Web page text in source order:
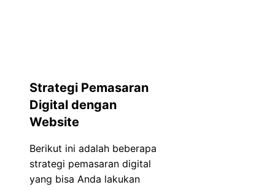
Strategi Pemasaran
Digital dengan
Website
Berikut ini adalah beberapa
strategi pemasaran digital
yang bisa Anda lakukan